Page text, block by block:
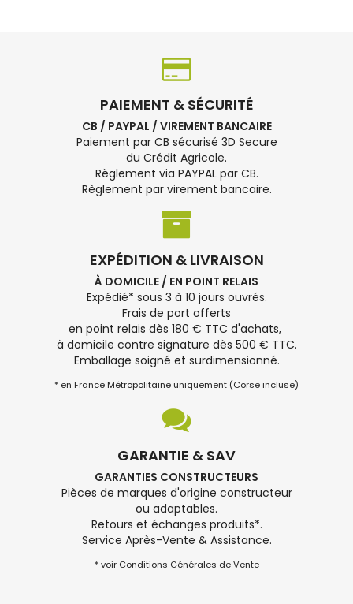
PAIEMENT & SÉCURITÉ
CB / PAYPAL / VIREMENT BANCAIRE
Paiement par CB sécurisé 3D Secure
du Crédit Agricole.
Règlement via PAYPAL par CB.
Règlement par virement bancaire.
EXPÉDITION & LIVRAISON
À DOMICILE / EN POINT RELAIS
Expédié* sous 3 à 10 jours ouvrés.
Frais de port offerts
en point relais dès 180 € TTC d'achats,
à domicile contre signature dès 500 € TTC.
Emballage soigné et surdimensionné.
* en France Métropolitaine uniquement (Corse incluse)
GARANTIE & SAV
GARANTIES CONSTRUCTEURS
Pièces de marques d'origine constructeur
ou adaptables.
Retours et échanges produits*.
Service Après-Vente & Assistance.
* voir Conditions Générales de Vente